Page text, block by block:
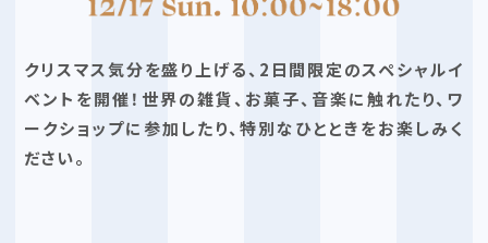
クリスマス気分を盛り上げる、2日間限定のスペシャルイ
ベントを開催！ 世界の雑貨、お菓子、音楽に触れたり、ワ
ークショップに参加したり、特別なひとときをお楽しみく
ださい。